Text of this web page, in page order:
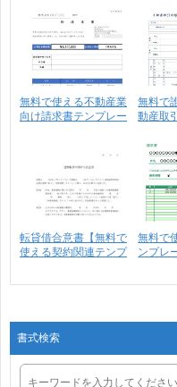
無料で使える不動産業
向け請求書テンプレー
無料で
動産取
転貸借合意書【無料で
使える契約関連テンプ
無料で
ンプレ
書式検索